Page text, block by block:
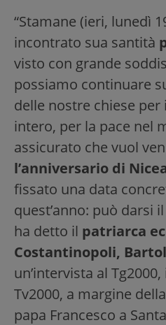
“Stamane (ieri, lunedì
incontrato sua santità
visto con grande
possiamo continuare
delle nostre chiese
intero, per la pace nel
assicurato che vuol
l’anniversario di
fissato una data
quest’anno: può darsi il
ha detto il patriarca
Costantinopoli,
un’intervista al
Tv2000, a margine
papa Francesco a